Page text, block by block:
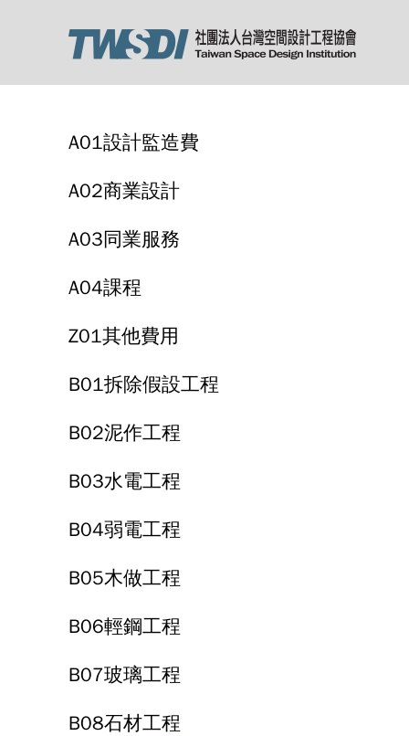
A01設計監造費
A02商業設計
A03同業服務
A04課程
Z01其他費用
B01拆除假設工程
B02泥作工程
B03水電工程
B04弱電工程
B05木做工程
B06輕鋼工程
B07玻璃工程
B08石材工程